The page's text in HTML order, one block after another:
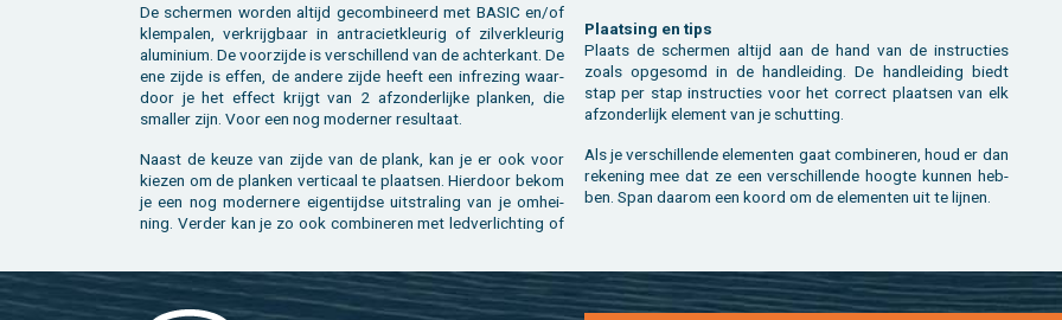
De scher­men wor­den al­tijd ge­com­bi­neerd met BASIC en/of
klem­pa­len, ver­krijg­baar in an­tra­ciet­kleu­rig of zil­ver­kleu­rig
alu­mi­ni­um. De voor­zij­de is ver­schil­lend van de ach­ter­kant. De
ene zijde is effen, de an­de­re zijde heeft een in­fre­zing waar­
door je het ef­fect krijgt van 2 af­zon­der­lij­ke plan­ken, die
smal­ler zijn. Voor een nog mo­der­ner re­sul­taat.
Naast de keuze van zijde van de plank, kan je er ook voor
kie­zen om de plan­ken ver­ti­caal te plaat­sen. Hier­door bekom
je een nog mo­der­ne­re ei­gen­tijd­se uit­stra­ling van je om­hei­
ning. Ver­der kan je zo ook com­bi­ne­ren met led­ver­lich­ting of
Plaat­sing en tips
Plaats de scher­men al­tijd aan de hand van de in­struc­ties
zoals op­ge­somd in de hand­lei­ding. De hand­lei­ding biedt
stap per stap in­struc­ties voor het cor­rect plaat­sen van elk
af­zon­der­lijk ele­ment van je schut­ting.
Als je ver­schil­len­de ele­men­ten gaat com­bi­ne­ren, houd er dan
re­ke­ning mee dat ze een ver­schil­len­de hoog­te kun­nen heb­
ben. Span daar­om een koord om de ele­men­ten uit te lij­nen.